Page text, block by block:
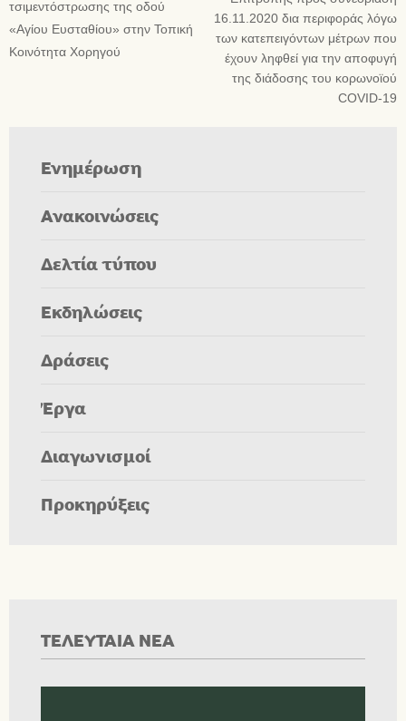
τσιμεντόστρωσης της οδού
«Αγίου Ευσταθίου» στην Τοπική
Κοινότητα Χορηγού
16.11.2020 δια περιφοράς λόγω
των κατεπειγόντων μέτρων που
έχουν ληφθεί για την αποφυγή
της διάδοσης του κορωνοϊού
COVID-19
Ενημέρωση
Ανακοινώσεις
Δελτία τύπου
Εκδηλώσεις
Δράσεις
Έργα
Διαγωνισμοί
Προκηρύξεις
ΤΕΛΕΥΤΑΙΑ ΝΕΑ